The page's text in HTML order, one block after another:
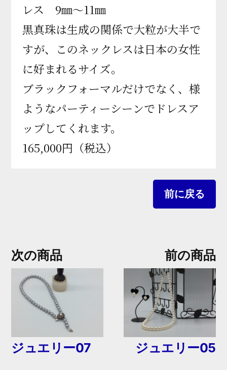
レス 9㎜～11㎜
黒真珠は生成の関係で大粒が大半で
すが、このネックレスは日本の女性
に好まれるサイズ。
ブラックフォーマルだけでなく、様
ようなパーティーシーンでドレスア
ップしてくれます。
165,000円（税込）
投
稿
ビ
前の商品
品:
ジュエリー05
次の商品
次
の
商
品:
ジュエリー07